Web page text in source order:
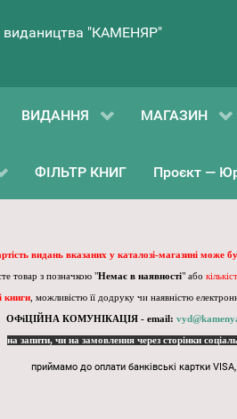
"КАМЕНЯР"
ВИДАННЯ МАГАЗИН
ФІЛЬТР КНИГ Проєкт —
видань вказаних у каталозі-магазині може
товар з позначкою "Немає в наявності" або
книги, можливістю її додруку чи наявністю
ОФіЦІЙНА КОМУНІКАЦІЯ - email:
на запити, чи на замовлення через сторінки
приймамо до оплати банківські картки